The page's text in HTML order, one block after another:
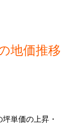
地価推移
単価の上昇・